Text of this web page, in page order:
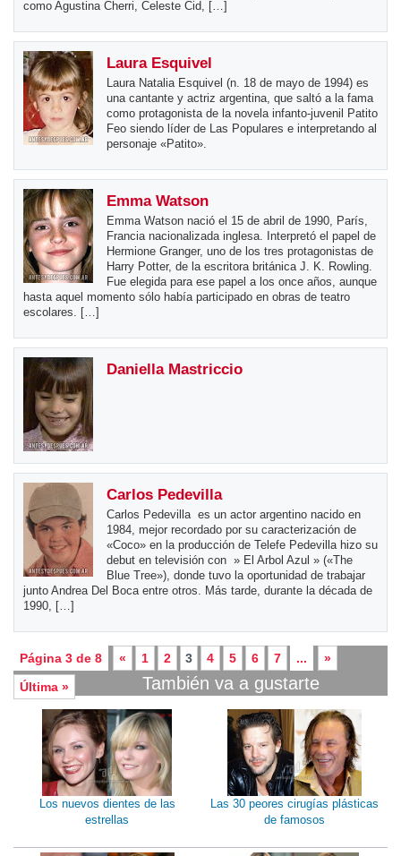
como Agustina Cherri, Celeste Cid, […]
Laura Esquivel
Laura Natalia Esquivel (n. 18 de mayo de 1994) es
una cantante y actriz argentina, que saltó a la fama
como protagonista de la novela infanto-juvenil Patito
Feo siendo líder de Las Populares e interpretando al
personaje «Patito».
Emma Watson
Emma Watson nació el 15 de abril de 1990, París,
Francia nacionalizada inglesa. Interpretó el papel de
Hermione Granger, uno de los tres protagonistas de
Harry Potter, de la escritora británica J. K. Rowling.
Fue elegida para ese papel a los once años, aunque
hasta aquel momento sólo había participado en obras de teatro
escolares. […]
Daniella Mastriccio
Carlos Pedevilla
Carlos Pedevilla es un actor argentino nacido en
1984, mejor recordado por su caracterización de
«Coco» en la producción de Telefe Pedevilla hizo su
debut en televisión con » El Arbol Azul » («The
Blue Tree»), donde tuvo la oportunidad de trabajar
junto Andrea Del Boca entre otros. Más tarde, durante la década de
1990, […]
Página 3 de 8 « 1 2 3 4 5 6 7 ...
»
Última »
También va a gustarte
Los nuevos dientes de las
estrellas
Las 30 peores cirugías plásticas
de famosos